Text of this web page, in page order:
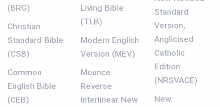
(BRG)
Christian
Standard Bible
(CSB)
Common
English Bible
(CEB)
Living Bible
(TLB)
Modern English
Version (MEV)
Mounce
Reverse
Interlinear New
Standard
Version,
Anglicised
Catholic
Edition
(NRSVACE)
New